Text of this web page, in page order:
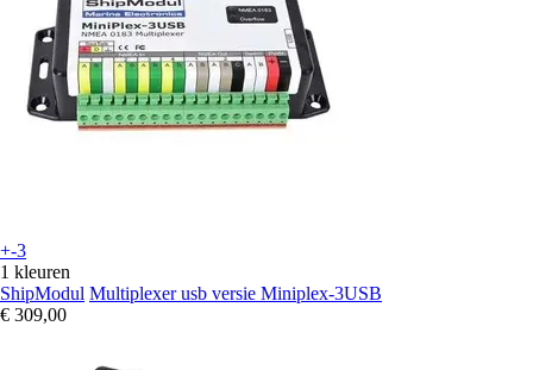
+-3
1 kleuren
ShipModul Multiplexer usb versie Miniplex-3USB
€ 309,00